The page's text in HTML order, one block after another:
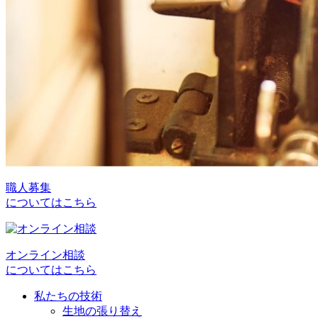
職人募集
についてはこちら
オンライン相談
についてはこちら
私たちの技術
生地の張り替え